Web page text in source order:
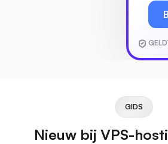
GIDS
Nieuw bij VPS-